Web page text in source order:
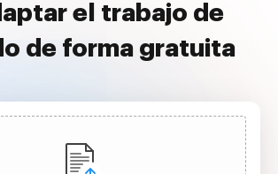
el trabajo de
de forma gratuita